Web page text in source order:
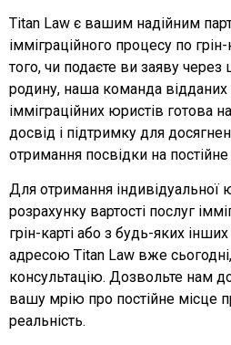
Titan Law є вашим надійним
імміграційного процесу по
того, чи подаєте ви заяву
родину, наша команда відданих
імміграційних юристів готова
досвід і підтримку для
отримання посвідки на
Для отримання індивідуальної
розрахунку вартості послуг
грін-карті або з будь-яких
адресою Titan Law вже
консультацію. Дозвольте нам
вашу мрію про постійне місце
реальність.